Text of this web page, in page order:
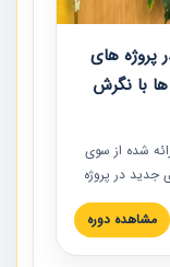
پروژه های
با نگرش
شده از سوی
جدید در پروژه
نگرش قراردادی
کشور ارائه شد.
مشاهده دوره